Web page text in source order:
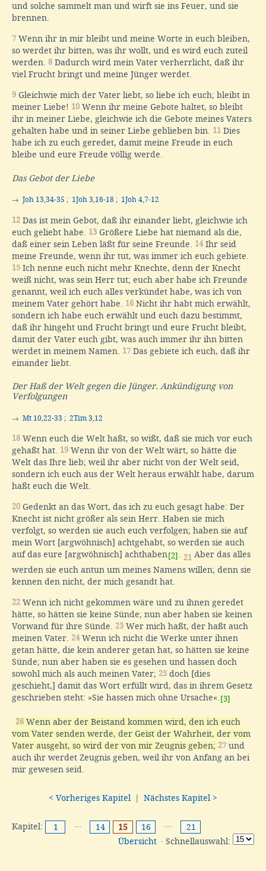
und solche sammelt man und wirft sie ins Feuer, und sie
brennen.
7 Wenn ihr in mir bleibt und meine Worte in euch bleiben,
so werdet ihr bitten, was ihr wollt, und es wird euch zuteil
werden. 8 Dadurch wird mein Vater verherrlicht, daß ihr
viel Frucht bringt und meine Jünger werdet.
9 Gleichwie mich der Vater liebt, so liebe ich euch; bleibt in
meiner Liebe! 10 Wenn ihr meine Gebote haltet, so bleibt
ihr in meiner Liebe, gleichwie ich die Gebote meines Vaters
gehalten habe und in seiner Liebe geblieben bin. 11 Dies
habe ich zu euch geredet, damit meine Freude in euch
bleibe und eure Freude völlig werde.
Das Gebot der Liebe
→ Joh 13,34-35 ; 1Joh 3,16-18 ; 1Joh 4,7-12
12 Das ist mein Gebot, daß ihr einander liebt, gleichwie ich
euch geliebt habe. 13 Größere Liebe hat niemand als die,
daß einer sein Leben läßt für seine Freunde. 14Ihr seid
meine Freunde, wenn ihr tut, was immer ich euch gebiete.
15 Ich nenne euch nicht mehr Knechte, denn der Knecht
weiß nicht, was sein Herr tut; euch aber habe ich Freunde
genannt, weil ich euch alles verkündet habe, was ich von
meinem Vater gehört habe. 16 Nicht ihr habt mich erwählt,
sondern ich habe euch erwählt und euch dazu bestimmt,
daß ihr hingeht und Frucht bringt und eure Frucht bleibt,
damit der Vater euch gibt, was auch immer ihr ihn bitten
werdet in meinem Namen. 17 Das gebiete ich euch, daß ihr
einander liebt.
Der Haß der Welt gegen die Jünger. Ankündigung von
Verfolgungen
→ Mt 10,22-33 ; 2Tim 3,12
18 Wenn euch die Welt haßt, so wißt, daß sie mich vor euch
gehaßt hat. 19 Wenn ihr von der Welt wärt, so hätte die
Welt das Ihre lieb; weil ihr aber nicht von der Welt seid,
sondern ich euch aus der Welt heraus erwählt habe, darum
haßt euch die Welt.
20 Gedenkt an das Wort, das ich zu euch gesagt habe: Der
Knecht ist nicht größer als sein Herr. Haben sie mich
verfolgt, so werden sie auch euch verfolgen; haben sie auf
mein Wort [argwöhnisch] achtgehabt, so werden sie auch
auf das eure [argwöhnisch] achthaben [2] 21 Aber das alles
werden sie euch antun um meines Namens willen; denn sie
kennen den nicht, der mich gesandt hat.
22 Wenn ich nicht gekommen wäre und zu ihnen geredet
hätte, so hätten sie keine Sünde; nun aber haben sie keinen
Vorwand für ihre Sünde. 23 Wer mich haßt, der haßt auch
meinen Vater. 24Wenn ich nicht die Werke unter ihnen
getan hätte, die kein anderer getan hat, so hätten sie keine
Sünde; nun aber haben sie es gesehen und hassen doch
sowohl mich als auch meinen Vater; 25 doch [dies
geschieht,] damit das Wort erfüllt wird, das in ihrem Gesetz
geschrieben steht: »Sie hassen mich ohne Ursache«. [3]
26 Wenn aber der Beistand kommen wird, den ich euch
vom Vater senden werde, der Geist der Wahrheit, der vom
Vater ausgeht, so wird der von mir Zeugnis geben; 27 und
auch ihr werdet Zeugnis geben, weil ihr von Anfang an bei
mir gewesen seid.
< Vorheriges Kapitel Nächstes Kapitel >
Kapitel: 1 ··· 14 15 16 ···
21
Übersicht · Schnellauswahl: